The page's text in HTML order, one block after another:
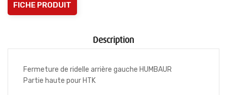
FICHE PRODUIT
Description
Fermeture de ridelle arrière gauche HUMBAUR
Partie haute pour HTK